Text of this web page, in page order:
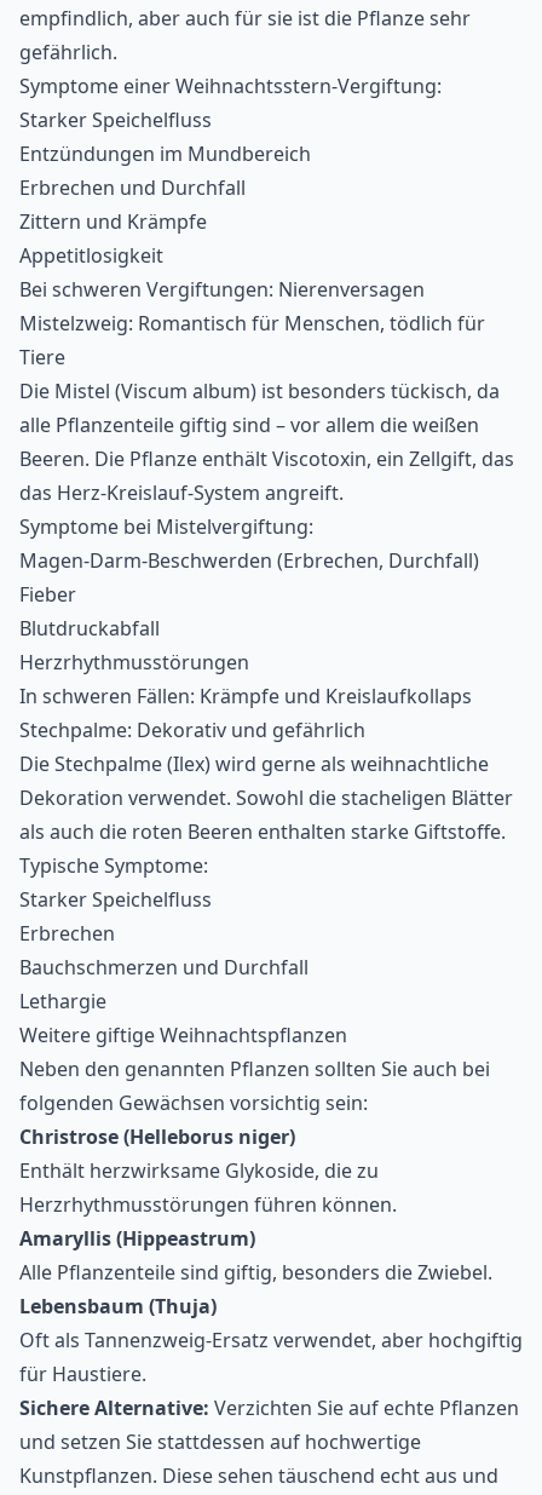
empfindlich, aber auch für sie ist die Pflanze sehr
gefährlich.
Symptome einer Weihnachtsstern-Vergiftung:
Starker Speichelfluss
Entzündungen im Mundbereich
Erbrechen und Durchfall
Zittern und Krämpfe
Appetitlosigkeit
Bei schweren Vergiftungen: Nierenversagen
Mistelzweig: Romantisch für Menschen, tödlich für
Tiere
Die Mistel (Viscum album) ist besonders tückisch, da
alle Pflanzenteile giftig sind – vor allem die weißen
Beeren. Die Pflanze enthält Viscotoxin, ein Zellgift, das
das Herz-Kreislauf-System angreift.
Symptome bei Mistelvergiftung:
Magen-Darm-Beschwerden (Erbrechen, Durchfall)
Fieber
Blutdruckabfall
Herzrhythmusstörungen
In schweren Fällen: Krämpfe und Kreislaufkollaps
Stechpalme: Dekorativ und gefährlich
Die Stechpalme (Ilex) wird gerne als weihnachtliche
Dekoration verwendet. Sowohl die stacheligen Blätter
als auch die roten Beeren enthalten starke Giftstoffe.
Typische Symptome:
Starker Speichelfluss
Erbrechen
Bauchschmerzen und Durchfall
Lethargie
Weitere giftige Weihnachtspflanzen
Neben den genannten Pflanzen sollten Sie auch bei
folgenden Gewächsen vorsichtig sein:
Christrose (Helleborus niger)
Enthält herzwirksame Glykoside, die zu
Herzrhythmusstörungen führen können.
Amaryllis (Hippeastrum)
Alle Pflanzenteile sind giftig, besonders die Zwiebel.
Lebensbaum (Thuja)
Oft als Tannenzweig-Ersatz verwendet, aber hochgiftig
für Haustiere.
Sichere Alternative: Verzichten Sie auf echte Pflanzen
und setzen Sie stattdessen auf hochwertige
Kunstpflanzen. Diese sehen täuschend echt aus und